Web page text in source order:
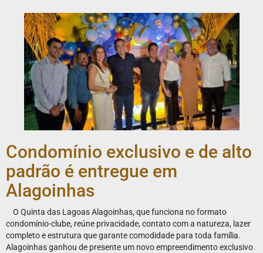
Condomínio exclusivo e de alto
padrão é entregue em
Alagoinhas
O Quinta das Lagoas Alagoinhas, que funciona no formato
condomínio-clube, reúne privacidade, contato com a natureza, lazer
completo e estrutura que garante comodidade para toda família.
Alagoinhas ganhou de presente um novo empreendimento exclusivo